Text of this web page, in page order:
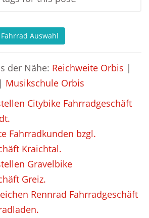
Auswahl
der Nähe: Reichweite Orbis |
| Musikschule Orbis
Citybike Fahrradgeschäft
Fahrradkunden bzgl.
Kraichtal.
Gravelbike
Greiz.
Rennrad Fahrradgeschäft